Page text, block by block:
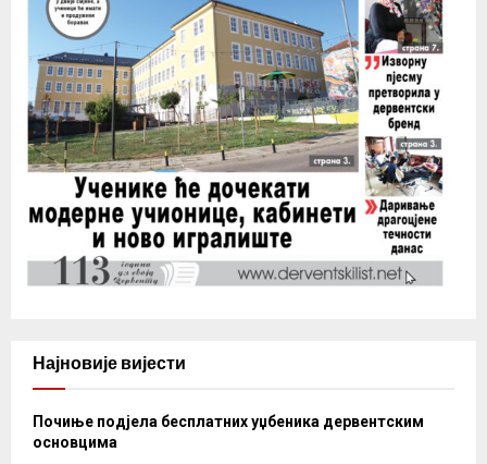
Најновије вијести
Почиње подјела бесплатних уџбеника дервентским
основцима